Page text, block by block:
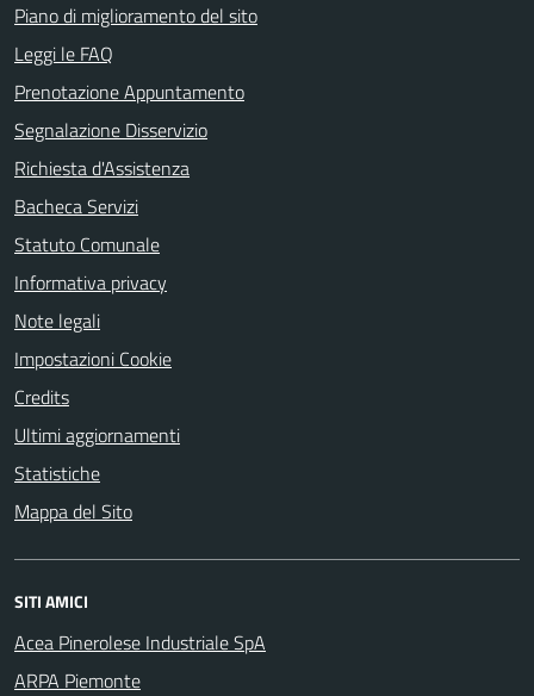
Piano di miglioramento del sito
Leggi le FAQ
Prenotazione Appuntamento
Segnalazione Disservizio
Richiesta d'Assistenza
Bacheca Servizi
Statuto Comunale
Informativa privacy
Note legali
Impostazioni Cookie
Credits
Ultimi aggiornamenti
Statistiche
Mappa del Sito
SITI AMICI
Acea Pinerolese Industriale SpA
ARPA Piemonte